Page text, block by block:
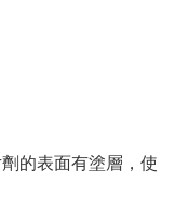
的表面有塗層，使